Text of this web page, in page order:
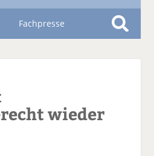
Fachpresse
S
wieder